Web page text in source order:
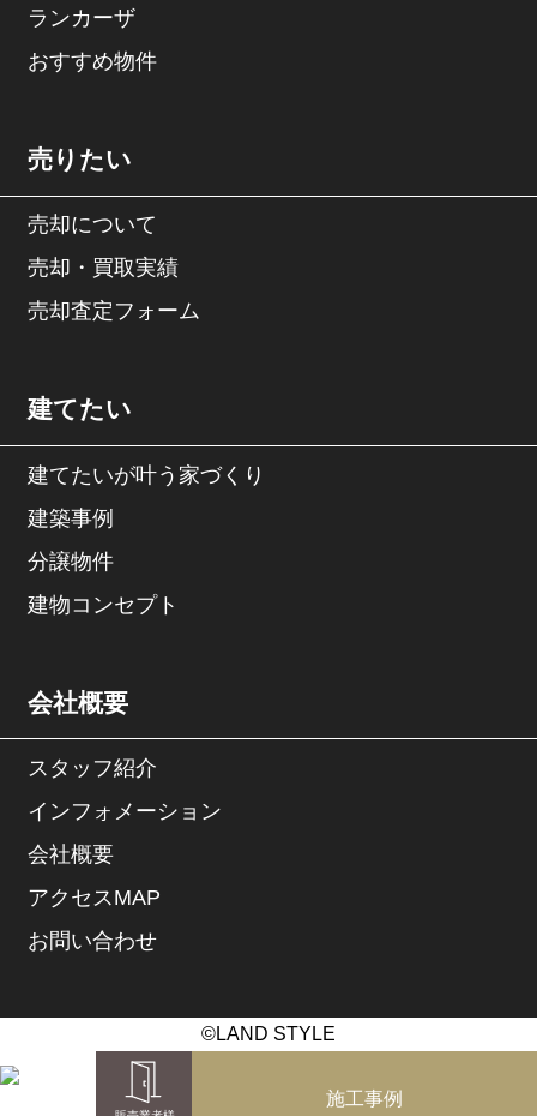
ランカーザ
おすすめ物件
売りたい
売却について
売却・買取実績
売却査定フォーム
建てたい
建てたいが叶う家づくり
建築事例
分譲物件
建物コンセプト
会社概要
スタッフ紹介
インフォメーション
会社概要
アクセスMAP
お問い合わせ
©LAND STYLE
施工事例